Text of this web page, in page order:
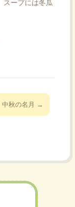
スープには冬瓜
中秋の名月 →